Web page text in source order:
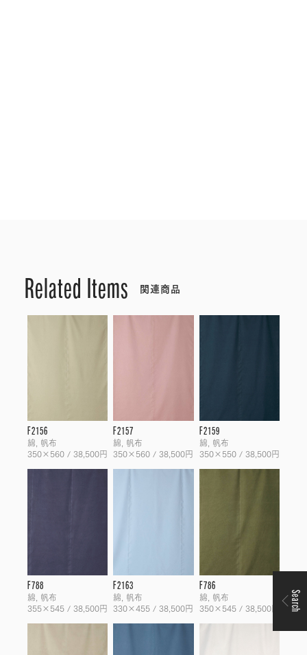
Related Items 関連商品
F2156
綿, 帆布
350×560 / 38,500円
F2157
綿, 帆布
350×560 / 38,500円
F2159
綿, 帆布
350×550 / 38,500円
F788
綿, 帆布
355×545 / 38,500円
F2163
綿, 帆布
330×455 / 38,500円
F786
綿, 帆布
350×545 / 38,500円
Search